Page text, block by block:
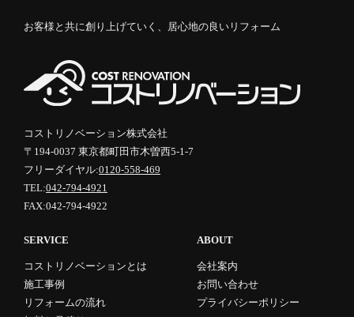
お客様と共に創り上げていく、居心地の良いリフォーム
コストリノベーション株式会社
〒194-0037 東京都町田市木曽西5-1-7
フリーダイヤル:0120-558-469
TEL:042-794-4921
FAX:042-794-4922
SERVICE
コストリノベーションとは
施工事例
リフォームの流れ
ABOUT
会社案内
お問い合わせ
プライバシーポリシー